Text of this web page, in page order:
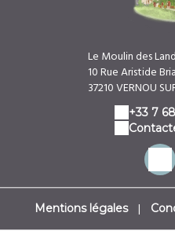
Le Moulin des
10 Rue Aristide
37210 VERNOU
+33 7
Mentions légales |